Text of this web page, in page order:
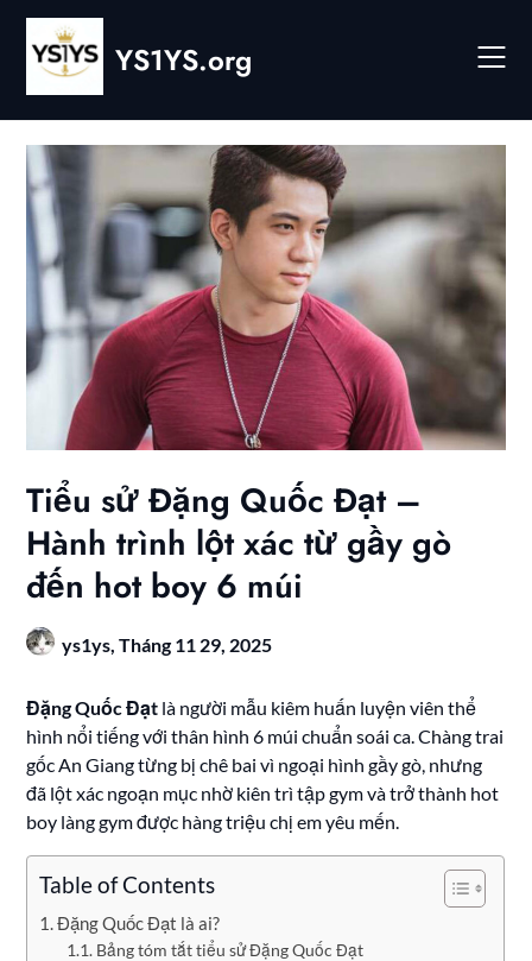
Skip
content
YS1YS.org
Tiểu sử Đặng Quốc Đạt –
Hành trình lột xác từ gầy gò
đến hot boy 6 múi
ys1ys,Tháng 11 29, 2025
Đặng Quốc Đạt là người mẫu kiêm huấn luyện viên thể
hình nổi tiếng với thân hình 6 múi chuẩn soái ca. Chàng trai
gốc An Giang từng bị chê bai vì ngoại hình gầy gò, nhưng
đã lột xác ngoạn mục nhờ kiên trì tập gym và trở thành hot
boy làng gym được hàng triệu chị em yêu mến.
Table of Contents
Đặng Quốc Đạt là ai?
Bảng tóm tắt tiểu sử Đặng Quốc Đạt